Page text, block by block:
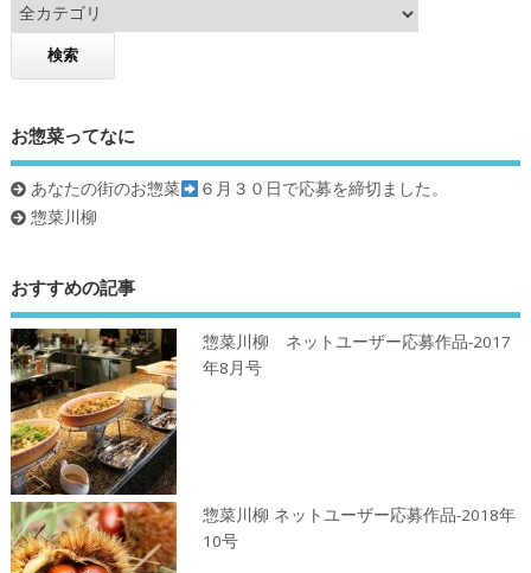
お惣菜ってなに
あなたの街のお惣菜
６月３０日で応募を締切ました。
惣菜川柳
おすすめの記事
惣菜川柳 ネットユーザー応募作品-2017
年8月号
惣菜川柳 ネットユーザー応募作品-2018年
10号